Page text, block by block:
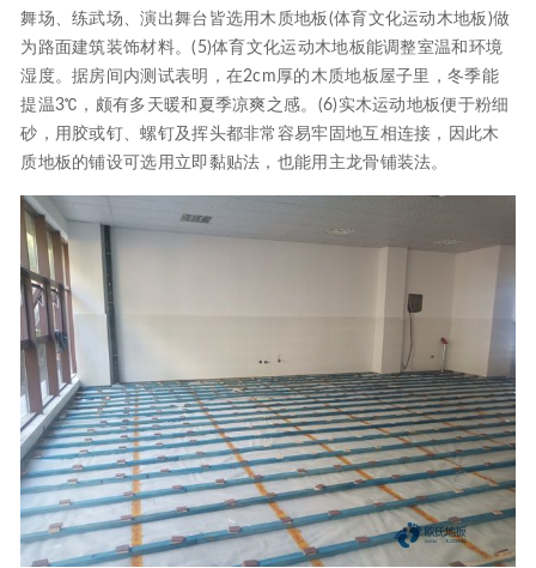
舞场、练武场、演出舞台皆选用木质地板(体育文化运动木地板)做
为路面建筑装饰材料。(5)体育文化运动木地板能调整室温和环境
湿度。据房间内测试表明，在2cm厚的木质地板屋子里，冬季能
提温3℃，颇有多天暖和夏季凉爽之感。(6)实木运动地板便于粉细
砂，用胶或钉、螺钉及挥头都非常容易牢固地互相连接，因此木
质地板的铺设可选用立即黏贴法，也能用主龙骨铺装法。